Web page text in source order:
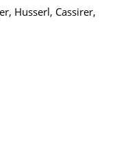
Husserl, Cassirer,